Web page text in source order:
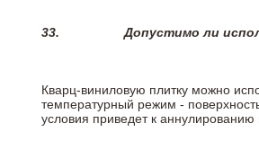
33.Допустимо ли
Кварц-виниловую плитку можно
температурный режим -
условия приведет к